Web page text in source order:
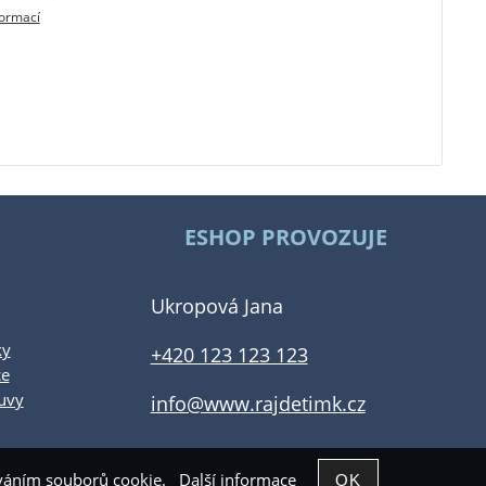
ESHOP PROVOZUJE
Ukropová Jana
+420 123 123 123
info@www.rajdetimk.cz
souborů cookie. Další informace